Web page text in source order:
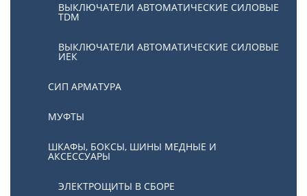
ВЫКЛЮЧАТЕЛИ АВТОМАТИЧЕСКИЕ СИЛОВЫЕ
TDM
ВЫКЛЮЧАТЕЛИ АВТОМАТИЧЕСКИЕ СИЛОВЫЕ
ИЕК
СИП АРМАТУРА
МУФТЫ
ШКАФЫ, БОКСЫ, ШИНЫ МЕДНЫЕ И
АКСЕССУАРЫ
ЭЛЕКТРОЩИТЫ В СБОРЕ